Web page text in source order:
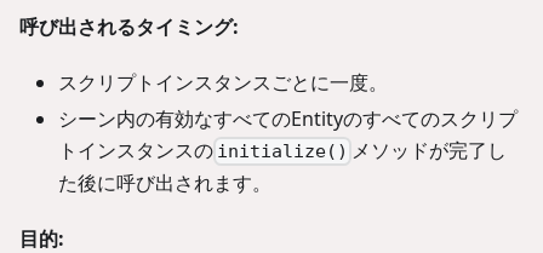
呼び出されるタイミング:
スクリプトインスタンスごとに一度。
シーン内の有効なすべてのEntityのすべてのスクリプ
トインスタンスの initialize() メソッドが完了し
た後に呼び出されます。
目的: